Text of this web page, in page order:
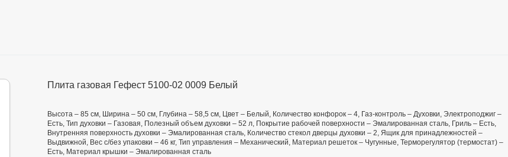
Плита газовая Гефест 5100-02 0009 Белый
Высота – 85 см, Ширина – 50 см, Глубина – 58,5 см, Цвет – Белый, Количество конфорок – 4, Газ-контроль – Духовки, Электроподжиг –
Есть, Тип духовки – Газовая, Полезный объем духовки – 52 л, Покрытие рабочей поверхности – Эмалированная сталь, Гриль – Есть,
Внутренняя поверхность духовки – Эмалированная сталь, Количество стекол дверцы духовки – 2, Ящик для принадлежностей –
Выдвижной, Вес с/без упаковки – 46 кг, Тип управления – Механический, Материал решеток – Чугунные, Терморегулятор (термостат) –
Есть, Материал крышки – Эмалированная сталь